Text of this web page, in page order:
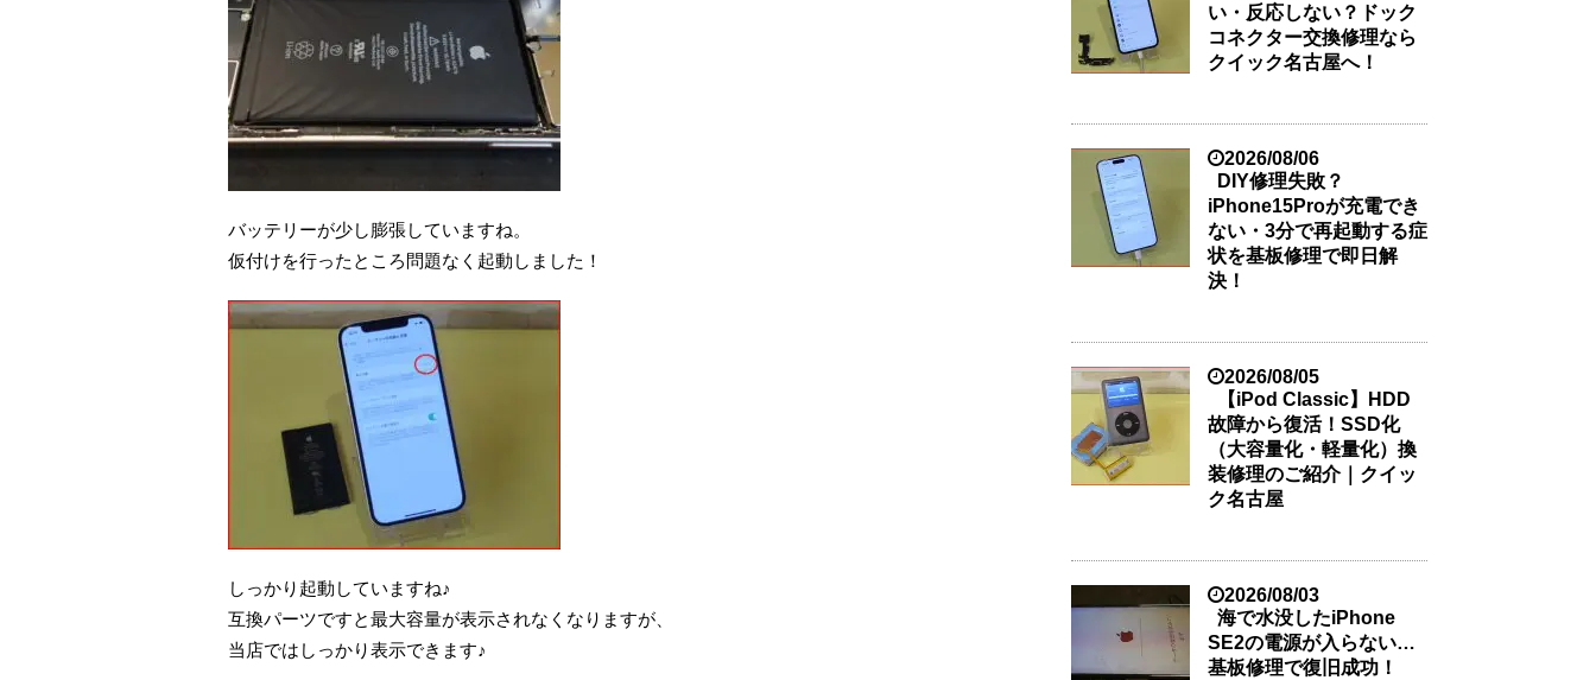
バッテリーが少し膨張していますね。
仮付けを行ったところ問題なく起動しました！
しっかり起動していますね♪
互換パーツですと最大容量が表示されなくなりますが、
当店ではしっかり表示できます♪
い・反応しない？ドック
コネクター交換修理なら
クイック名古屋へ！
2026/08/06
DIY修理失敗？
iPhone15Proが充電でき
ない・3分で再起動する症
状を基板修理で即日解
決！
2026/08/05
【iPod Classic】HDD
故障から復活！SSD化
（大容量化・軽量化）換
装修理のご紹介｜クイッ
ク名古屋
2026/08/03
海で水没したiPhone
SE2の電源が入らない…
基板修理で復旧成功！